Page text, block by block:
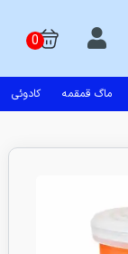
ماگ قمقمه کادوئی